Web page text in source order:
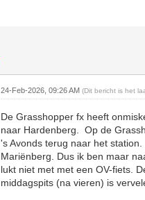
24-Feb-2026, 09:26 AM(Dit bericht is het
De Grasshopper fx heeft
naar Hardenberg. Op de
's Avonds terug naar het
Mariënberg. Dus ik ben maar
lukt niet met met een OV-fiets.
middagspits (na vieren) is